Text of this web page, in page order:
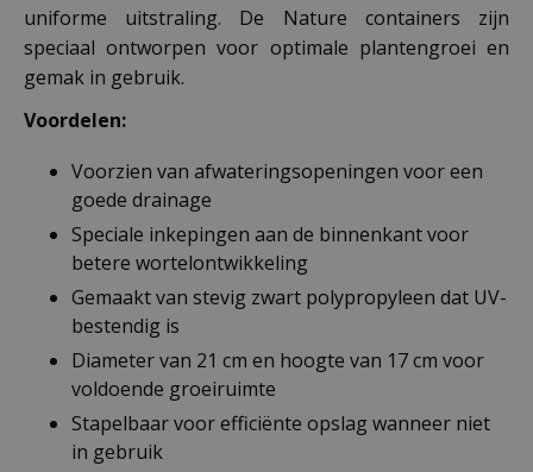
uniforme uitstraling. De Nature containers zijn
speciaal ontworpen voor optimale plantengroei en
gemak in gebruik.
Voordelen:
Voorzien van afwateringsopeningen voor een
goede drainage
Speciale inkepingen aan de binnenkant voor
betere wortelontwikkeling
Gemaakt van stevig zwart polypropyleen dat UV-
bestendig is
Diameter van 21 cm en hoogte van 17 cm voor
voldoende groeiruimte
Stapelbaar voor efficiënte opslag wanneer niet
in gebruik